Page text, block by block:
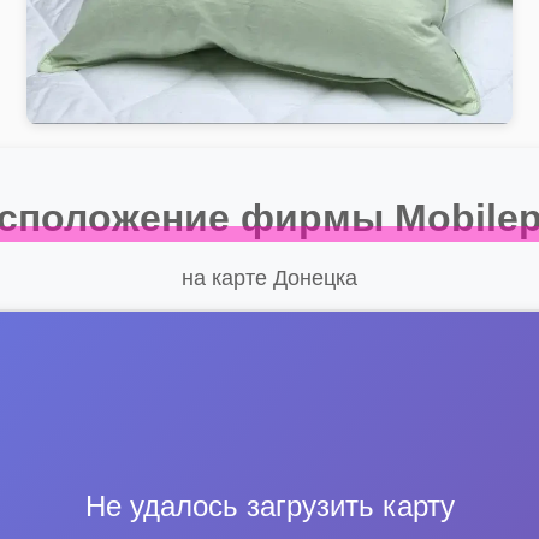
фирмы
на карте Донецка
Не удалось загрузить карту